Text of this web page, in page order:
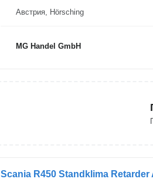
Австрия, Hörsching
MG Handel GmbH
Scania R450 Standklima Retarder